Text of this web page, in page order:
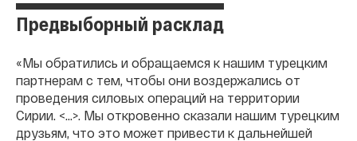
Предвыборный расклад
«Мы обратились и обращаемся к нашим турецким
партнерам с тем, чтобы они воздержались от
проведения силовых операций на территории
Сирии. <…>. Мы откровенно сказали нашим турецким
друзьям, что это может привести к дальнейшей